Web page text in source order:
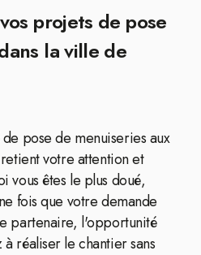
projets de pose
la ville de
pose de menuiseries aux
votre attention et
vous êtes le plus doué,
fois que votre demande
partenaire, l'opportunité
réaliser le chantier sans